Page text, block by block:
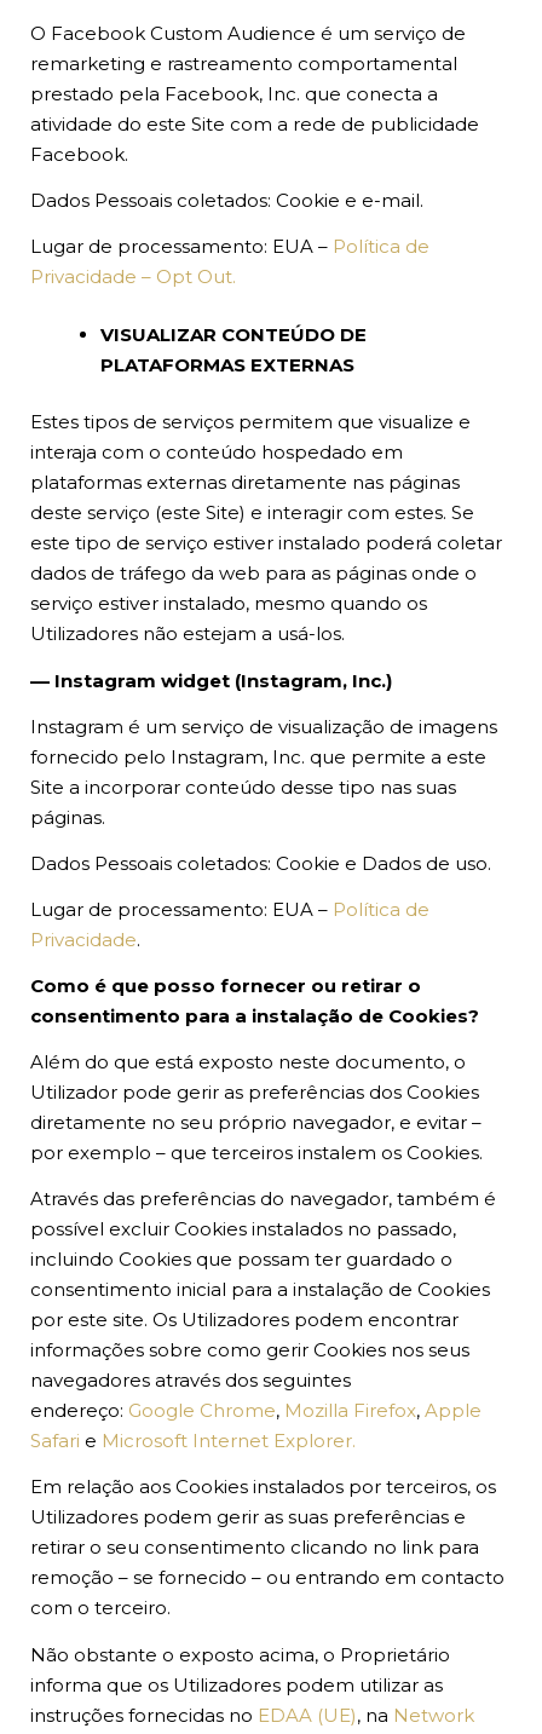
O Facebook Custom Audience é um serviço de
remarketing e rastreamento comportamental
prestado pela Facebook, Inc. que conecta a
atividade do este Site com a rede de publicidade
Facebook.
Dados Pessoais coletados: Cookie e e-mail.
Lugar de processamento: EUA – Política de
Privacidade – Opt Out.
VISUALIZAR CONTEÚDO DE
PLATAFORMAS EXTERNAS
Estes tipos de serviços permitem que visualize e
interaja com o conteúdo hospedado em
plataformas externas diretamente nas páginas
deste serviço (este Site) e interagir com estes. Se
este tipo de serviço estiver instalado poderá coletar
dados de tráfego da web para as páginas onde o
serviço estiver instalado, mesmo quando os
Utilizadores não estejam a usá-los.
–– Instagram widget (Instagram, Inc.)
Instagram é um serviço de visualização de imagens
fornecido pelo Instagram, Inc. que permite a este
Site a incorporar conteúdo desse tipo nas suas
páginas.
Dados Pessoais coletados: Cookie e Dados de uso.
Lugar de processamento: EUA – Política de
Privacidade.
Como é que posso fornecer ou retirar o
consentimento para a instalação de Cookies?
Além do que está exposto neste documento, o
Utilizador pode gerir as preferências dos Cookies
diretamente no seu próprio navegador, e evitar –
por exemplo – que terceiros instalem os Cookies.
Através das preferências do navegador, também é
possível excluir Cookies instalados no passado,
incluindo Cookies que possam ter guardado o
consentimento inicial para a instalação de Cookies
por este site. Os Utilizadores podem encontrar
informações sobre como gerir Cookies nos seus
navegadores através dos seguintes
endereço: Google Chrome, Mozilla Firefox, Apple
Safari e Microsoft Internet Explorer.
Em relação aos Cookies instalados por terceiros, os
Utilizadores podem gerir as suas preferências e
retirar o seu consentimento clicando no link para
remoção – se fornecido – ou entrando em contacto
com o terceiro.
Não obstante o exposto acima, o Proprietário
informa que os Utilizadores podem utilizar as
instruções fornecidas no EDAA (UE), na Network